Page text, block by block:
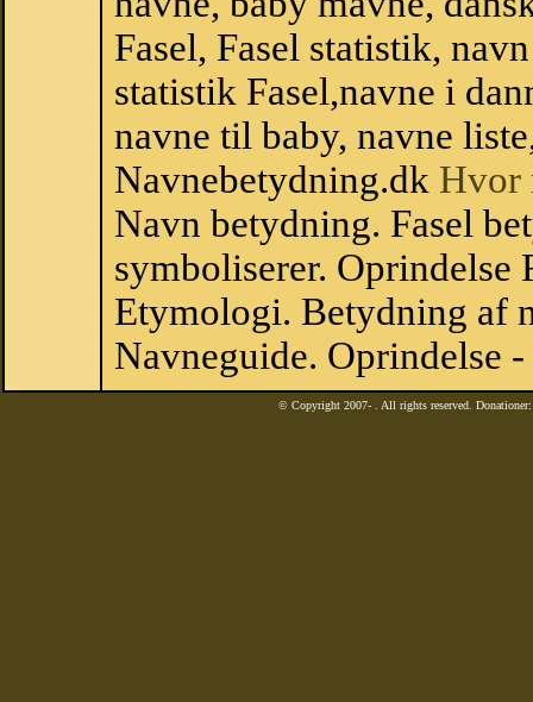
Fasel, Fasel statistik,
statistik Fasel,navne i
navne til baby, navne
Navnebetydning.dk Hvor
Navn betydning. Fasel
symboliserer. Oprindelse
Etymologi. Betydning af
Navneguide. Oprindelse
© Copyright 2007- . All rights reserved.